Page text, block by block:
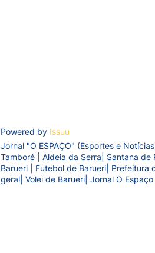
Powered by Issuu
Jornal "O ESPAÇO" (Esportes e
Tamboré | Aldeia da Serra| Santana
Barueri | Futebol de Barueri| Prefeitura
geral| Volei de Barueri| Jornal O